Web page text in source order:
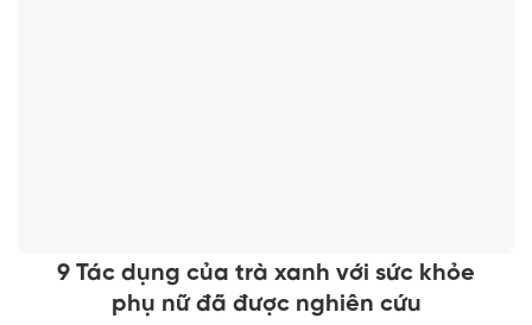
9 Tác dụng của trà xanh với sức khỏe
phụ nữ đã được nghiên cứu